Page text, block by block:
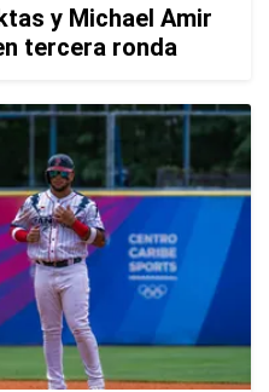
y Michael Amir
tercera ronda